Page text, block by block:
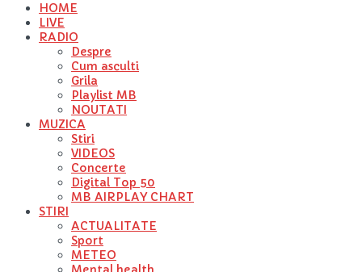
HOME
LIVE
RADIO
Despre
Cum asculti
Grila
Playlist MB
NOUTATI
MUZICA
Stiri
VIDEOS
Concerte
Digital Top 50
MB AIRPLAY CHART
STIRI
ACTUALITATE
Sport
METEO